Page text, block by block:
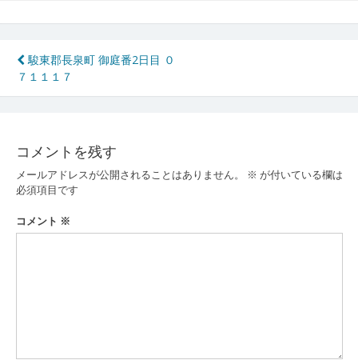
投
稿
ビ
ゲ
ー
シ
駿東郡長泉町 御庭番2日目 ０
７１１１７
コメントを残す
メールアドレスが公開されることはありません。 ※ が付いている欄は
必須項目です
コメント ※